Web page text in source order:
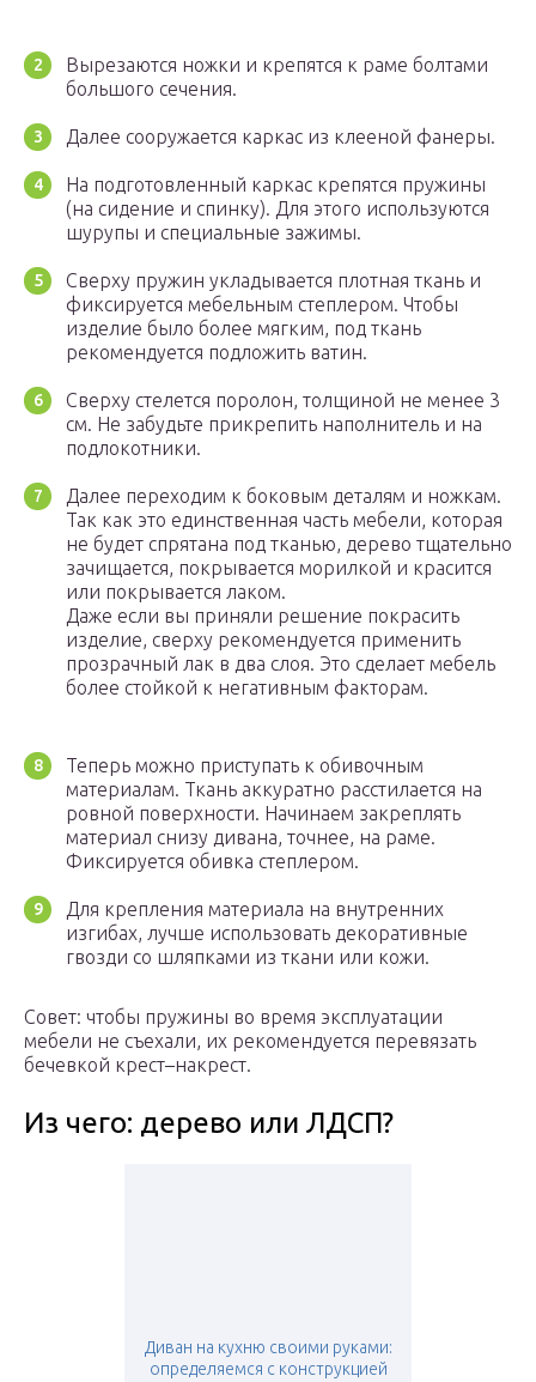
Вырезаются ножки и крепятся к раме болтами
большого сечения.
Далее сооружается каркас из клееной фанеры.
На подготовленный каркас крепятся пружины
(на сидение и спинку). Для этого используются
шурупы и специальные зажимы.
Сверху пружин укладывается плотная ткань и
фиксируется мебельным степлером. Чтобы
изделие было более мягким, под ткань
рекомендуется подложить ватин.
Сверху стелется поролон, толщиной не менее 3
см. Не забудьте прикрепить наполнитель и на
подлокотники.
Далее переходим к боковым деталям и ножкам.
Так как это единственная часть мебели, которая
не будет спрятана под тканью, дерево тщательно
зачищается, покрывается морилкой и красится
или покрывается лаком.
Даже если вы приняли решение покрасить
изделие, сверху рекомендуется применить
прозрачный лак в два слоя. Это сделает мебель
более стойкой к негативным факторам.
Теперь можно приступать к обивочным
материалам. Ткань аккуратно расстилается на
ровной поверхности. Начинаем закреплять
материал снизу дивана, точнее, на раме.
Фиксируется обивка степлером.
Для крепления материала на внутренних
изгибах, лучше использовать декоративные
гвозди со шляпками из ткани или кожи.
Совет: чтобы пружины во время эксплуатации
мебели не съехали, их рекомендуется перевязать
бечевкой крест–накрест.
Из чего: дерево или ЛДСП?
Диван на кухню своими руками:
определяемся с конструкцией